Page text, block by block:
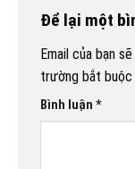
Để lại một
Email của bạn
trường bắt
Bình luận *